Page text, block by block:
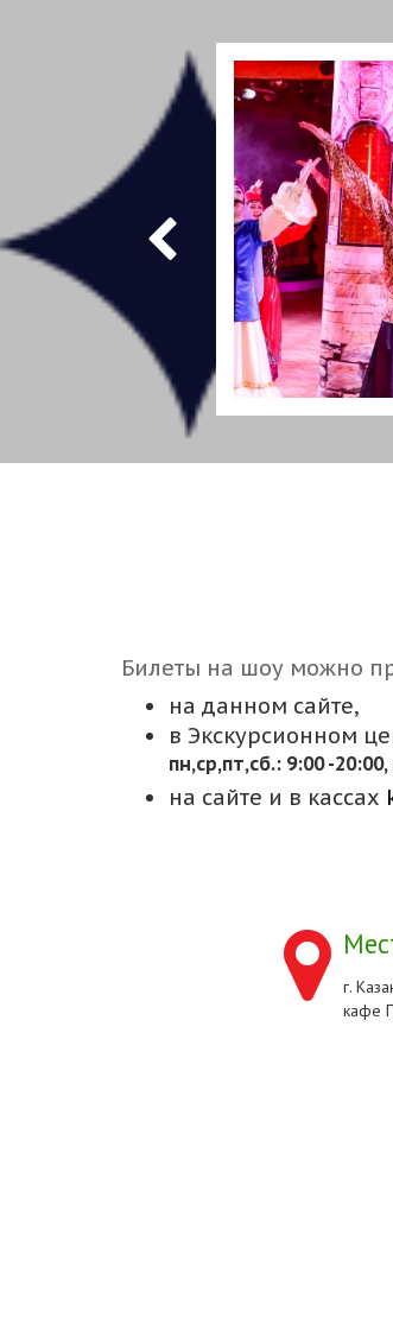
Билеты на шоу можно
на данном сайте,
в Экскурсионном
пн,cр,пт,сб.: 9:00 -
на сайте и в кассах
г.
кафе